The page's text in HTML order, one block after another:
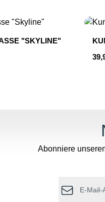
"SKYLINE"
Abonniere